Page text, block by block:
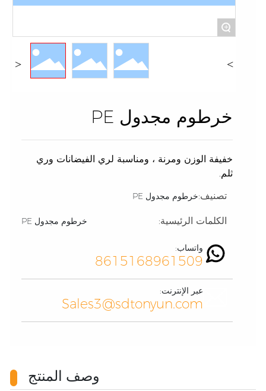
+
خرطوم مجدول PE
خفيفة الوزن ومرنة ، ومناسبة لري الفيضانات وري
ثلم.
تصنيف:خرطوم مجدول PE
الكلمات الرئيسية: خرطوم مجدول PE
واتساب:
8615168961509
عبر الإنترنت:
Sales3@sdtonyun.com
وصف المنتج